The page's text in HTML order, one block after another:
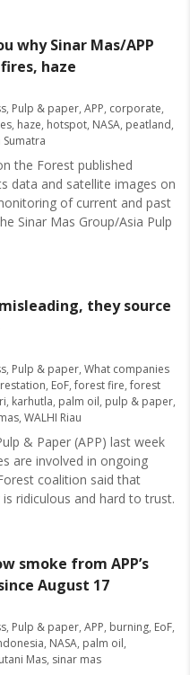
why Sinar Mas/APP
haze
, Pulp & paper, APP, corporate,
, haze, hotspot, NASA, peatland,
Sumatra
the Forest published
data and satellite images on
of current and past
Sinar Mas Group/Asia Pulp
misleading, they source
, Pulp & paper, What companies
, EoF, forest fire, forest
, karhutla, palm oil, pulp & paper,
, WALHI Riau
& Paper (APP) last week
are involved in ongoing
coalition said that
ridiculous and hard to trust.
smoke from APP’s
August 17
, Pulp & paper, APP, burning, EoF,
, NASA, palm oil,
Mas, sinar mas